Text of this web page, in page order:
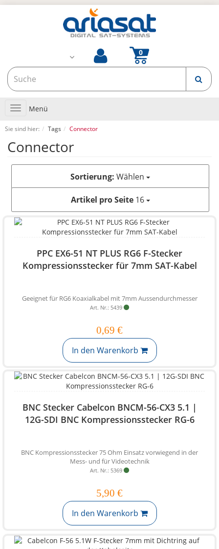
Toggle
navigation
Menü
Sie sind hier: Tags Connector
Connector
Sortierung: Wählen
Artikel pro Seite16
PPC EX6-51 NT PLUS RG6 F-Stecker
Kompressionsstecker für 7mm SAT-Kabel
Geeignet für RG6 Koaxialkabel mit 7mm Aussendurchmesser
Art. Nr.: 5439
0,69 €
In den Warenkorb
BNC Stecker Cabelcon BNCM-56-CX3 5.1 |
12G-SDI BNC Kompressionsstecker RG-6
BNC Kompressionsstecker 75 Ohm Einsatz vorwiegend in der
Mess- und für Videotechnik
Art. Nr.: 5369
5,90 €
In den Warenkorb